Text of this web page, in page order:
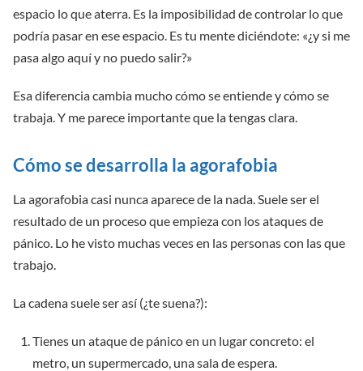
espacio lo que aterra. Es la imposibilidad de controlar lo que
podría pasar en ese espacio. Es tu mente diciéndote: «¿y si me
pasa algo aquí y no puedo salir?»
Esa diferencia cambia mucho cómo se entiende y cómo se
trabaja. Y me parece importante que la tengas clara.
Cómo se desarrolla la agorafobia
La agorafobia casi nunca aparece de la nada. Suele ser el
resultado de un proceso que empieza con los ataques de
pánico. Lo he visto muchas veces en las personas con las que
trabajo.
La cadena suele ser así (¿te suena?):
Tienes un ataque de pánico en un lugar concreto: el
metro, un supermercado, una sala de espera.